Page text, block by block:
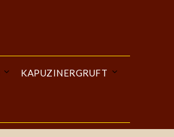
KAPUZINERGRUFT